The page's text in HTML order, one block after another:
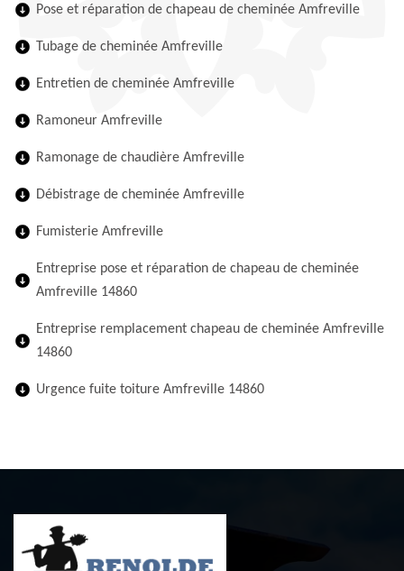
Pose et réparation de chapeau de cheminée Amfreville
Tubage de cheminée Amfreville
Entretien de cheminée Amfreville
Ramoneur Amfreville
Ramonage de chaudière Amfreville
Débistrage de cheminée Amfreville
Fumisterie Amfreville
Entreprise pose et réparation de chapeau de cheminée
Amfreville 14860
Entreprise remplacement chapeau de cheminée Amfreville
14860
Urgence fuite toiture Amfreville 14860